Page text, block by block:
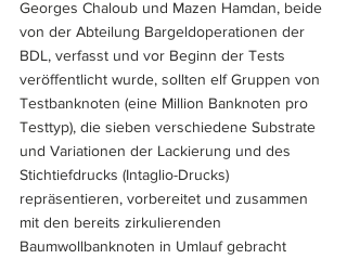
Georges Chaloub und Mazen Hamdan, beide
von der Abteilung Bargeldoperationen der
BDL, verfasst und vor Beginn der Tests
veröffentlicht wurde, sollten elf Gruppen von
Testbanknoten (eine Million Banknoten pro
Testtyp), die sieben verschiedene Substrate
und Variationen der Lackierung und des
Stichtiefdrucks (Intaglio-Drucks)
repräsentieren, vorbereitet und zusammen
mit den bereits zirkulierenden
Baumwollbanknoten in Umlauf gebracht